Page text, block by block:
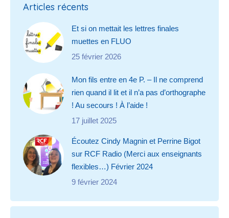
Articles récents
Et si on mettait les lettres finales
muettes en FLUO
25 février 2026
Mon fils entre en 4e P. – Il ne comprend
rien quand il lit et il n’a pas d’orthographe
! Au secours ! À l’aide !
17 juillet 2025
Écoutez Cindy Magnin et Perrine Bigot
sur RCF Radio (Merci aux enseignants
flexibles…) Février 2024
9 février 2024